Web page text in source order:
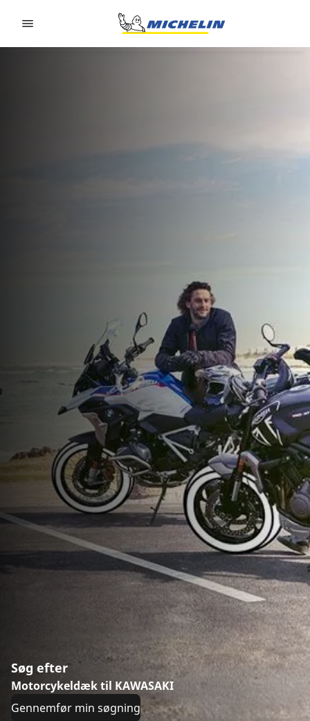
Søg efter
Motorcykeldæk til KAWASAKI
Gennemfør min søgning